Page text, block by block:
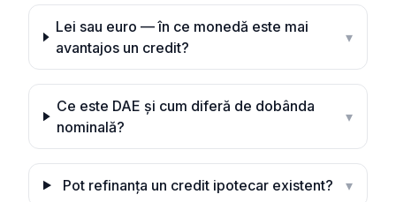
Lei sau euro — în ce monedă este mai
avantajos un credit?
▾
Ce este DAE și cum diferă de dobânda
nominală?
▾
Pot refinanța un credit ipotecar existent? ▾